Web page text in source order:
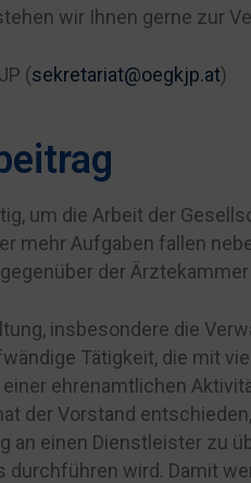
wir Ihnen gerne zur
(sekretariat@oegkjp.at)
um die Arbeit der
mehr Aufgaben fallen
der Ärztekammer
insbesondere die
Tätigkeit, die mit
einer ehrenamtlichen
der Vorstand
an einen Dienstleister zu
durchführen wird. Damit